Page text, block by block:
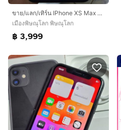
ขาย/แลก/เทิร์น IPhone XS Max 256gb เครื่องศูนย์ไทยแท้ สภาพสวยๆ การใช้งานปกติ พร้อมใช้งานเลยครับผม
เมืองพิษณุโลก พิษณุโลก
฿ 3,999